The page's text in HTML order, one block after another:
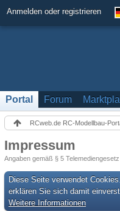
Anmelden oder registrieren
Portal Forum
RCweb.de RC-Modellbau-
Impressum
Angaben gemäß § 5 Telemediengesetz
Diese Seite verwendet
erklären Sie sich damit
Weitere Informationen